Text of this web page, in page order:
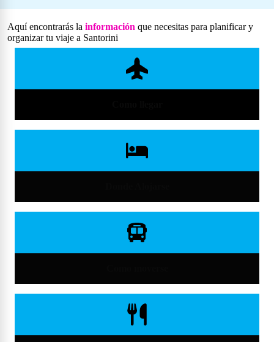
Aquí encontrarás la información que necesitas para planificar y
organizar tu viaje a Santorini